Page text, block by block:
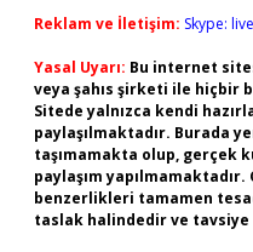
Reklam ve İletişim: Skype:
Yasal Uyarı: Bu internet
veya şahıs şirketi ile hiçbir
Sitede yalnızca kendi
paylaşılmaktadır. Burada
taşımamakta olup, gerçek
paylaşım
benzerlikleri tamamen
taslak halindedir ve